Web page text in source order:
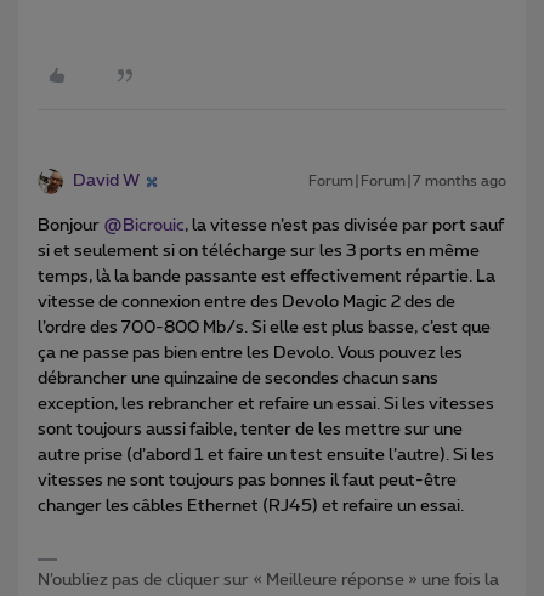
David W Forum|Forum|7 months ago
Bonjour ​ @Bicrouic, la vitesse n’est pas divisée par port sauf
si et seulement si on télécharge sur les 3 ports en même
temps, là la bande passante est effectivement répartie. La
vitesse de connexion entre des Devolo Magic 2 des de
l’ordre des 700-800 Mb/s. Si elle est plus basse, c’est que
ça ne passe pas bien entre les Devolo. Vous pouvez les
débrancher une quinzaine de secondes chacun sans
exception, les rebrancher et refaire un essai. Si les vitesses
sont toujours aussi faible, tenter de les mettre sur une
autre prise (d’abord 1 et faire un test ensuite l’autre). Si les
vitesses ne sont toujours pas bonnes il faut peut-être
changer les câbles Ethernet (RJ45) et refaire un essai.
N’oubliez pas de cliquer sur « Meilleure réponse » une fois la